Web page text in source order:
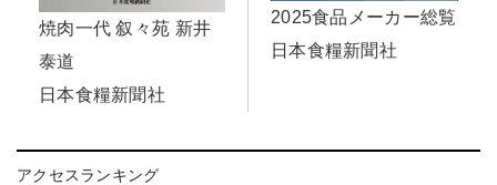
焼肉一代 叙々苑 新井
泰道
日本食糧新聞社
2025食品メーカー総覧
日本食糧新聞社
アクセスランキング